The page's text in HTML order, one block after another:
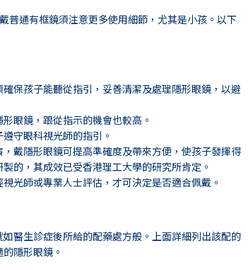
普通有框鏡須注意更多使用細節，尤其是小孩。以下
保孩子能聽從指引，妥善清潔及處理隱形眼鏡，以避
眼鏡，跟從指示的機會也較高。
守眼科視光師的指引。
戴隱形眼鏡可提高準確度及帶來方便，使孩子發揮得
的，其成效已受香港理工大學的研究所肯定。
光師或專業人士評估，才可決定是否適合佩戴。
醫生診症後所給的配藥處方般。上面詳細列出該配的
隱形眼鏡。